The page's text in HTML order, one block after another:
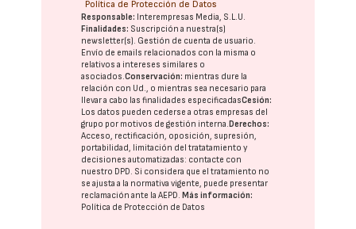
Política de Protección de Datos
Responsable: Interempresas Media, S.L.U.
Finalidades: Suscripción a nuestra(s)
newsletter(s). Gestión de cuenta de usuario.
Envío de emails relacionados con la misma o
relativos a intereses similares o
asociados.Conservación: mientras dure la
relación con Ud., o mientras sea necesario para
llevar a cabo las finalidades especificadasCesión:
Los datos pueden cederse a otras empresas del
grupo por motivos de gestión interna. Derechos:
Acceso, rectificación, oposición, supresión,
portabilidad, limitación del tratatamiento y
decisiones automatizadas: contacte con
nuestro DPD. Si considera que el tratamiento no
se ajusta a la normativa vigente, puede presentar
reclamación ante laAEPD. Más información:
Política de Protección de Datos